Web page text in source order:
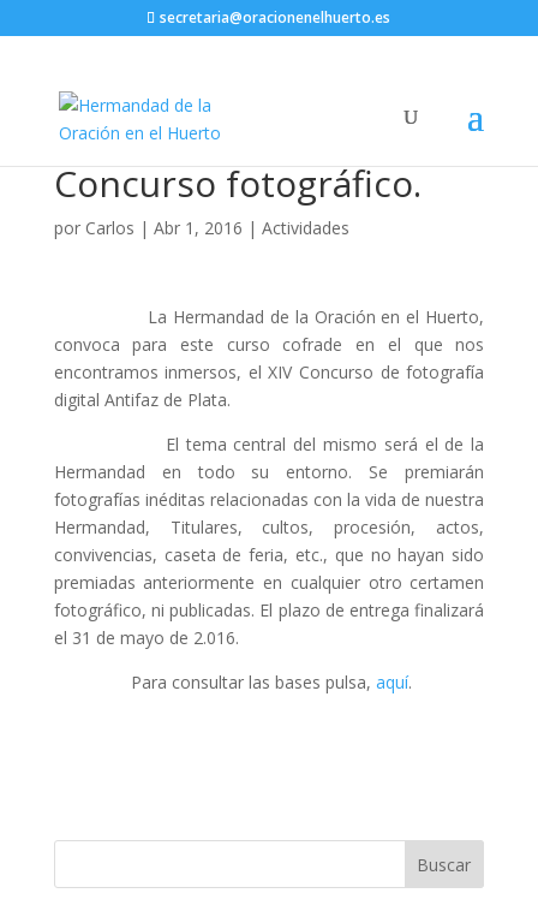
secretaria@oracionenelhuerto.es
Concurso fotográfico.
por Carlos | Abr 1, 2016 | Actividades
La Hermandad de la Oración en el Huerto,
convoca para este curso cofrade en el que nos
encontramos inmersos, el XIV Concurso de fotografía
digital Antifaz de Plata.
El tema central del mismo será el de la
Hermandad en todo su entorno. Se premiarán
fotografías inéditas relacionadas con la vida de nuestra
Hermandad, Titulares, cultos, procesión, actos,
convivencias, caseta de feria, etc., que no hayan sido
premiadas anteriormente en cualquier otro certamen
fotográfico, ni publicadas. El plazo de entrega finalizará
el 31 de mayo de 2.016.
Para consultar las bases pulsa, aquí.